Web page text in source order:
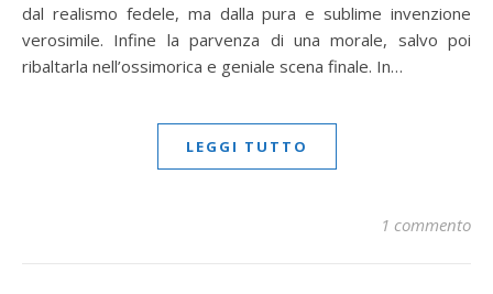
dal realismo fedele, ma dalla pura e sublime invenzione
verosimile. Infine la parvenza di una morale, salvo poi
ribaltarla nell’ossimorica e geniale scena finale. In…
LEGGI TUTTO
1 commento